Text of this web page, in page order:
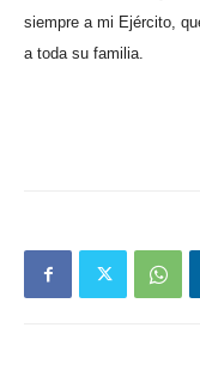
siempre a mi Ejército,
a toda su familia.